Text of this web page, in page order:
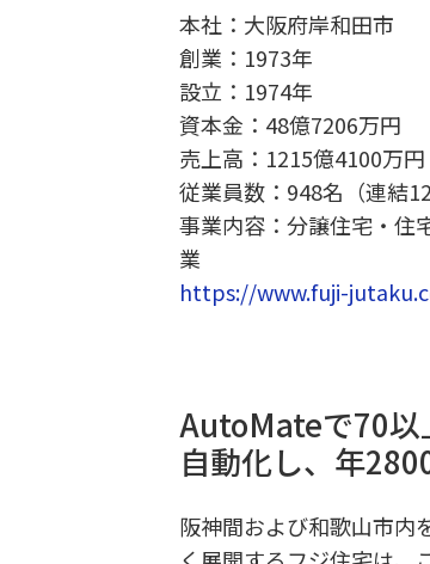
本社：大阪府岸和田市
創業：1973年
設立：1974年
資本金：48億7206万円
売上高：1215億4100万円
従業員数：948名（連結
事業内容：分譲住宅・住
業
https://www.fuji-
AutoMateで70以
自動化し、年
阪神間および和歌山市内